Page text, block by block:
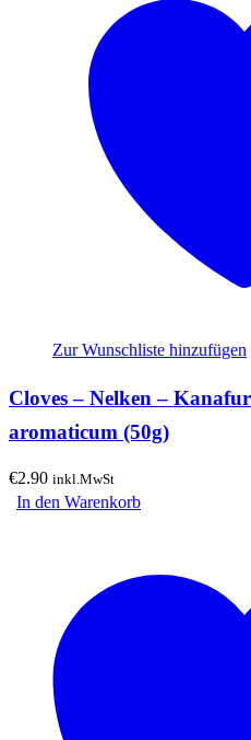
Zur Wunschliste hinzufügen
Cloves – Nelken –
aromaticum (50g)
€2.90 inkl.MwSt
In den Warenkorb